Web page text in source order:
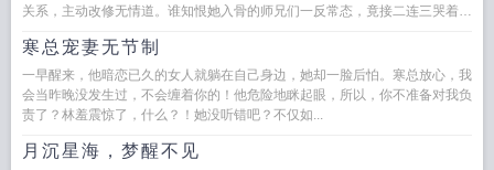
关系，主动改修无情道。谁知恨她入骨的师兄们一反常态，竟接二连三哭着求
寒总宠妻无节制
一早醒来，他暗恋已久的女人就躺在自己身边，她却一脸后怕。寒总放心，我
会当昨晚没发生过，不会缠着你的！他危险地眯起眼，所以，你不准备对我负
责了？林羞震惊了，什么？！她没听错吧？不仅如...
月沉星海，梦醒不见